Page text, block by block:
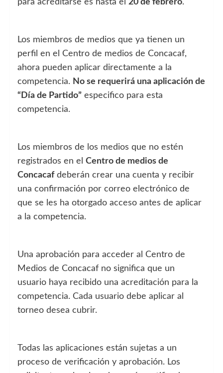
para acreditarse es hasta el 20 de febrero.
Los miembros de medios que ya tienen un
perfil en el Centro de medios de Concacaf,
ahora pueden aplicar directamente a la
competencia. No se requerirá una aplicación de
“Día de Partido” especifico para esta
competencia.
Los miembros de los medios que no estén
registrados en el Centro de medios de
Concacafdeberán crear una cuenta y recibir
una confirmación por correo electrónico de
que se les ha otorgado acceso antes de aplicar
a la competencia.
Una aprobación para acceder al Centro de
Medios de Concacaf no significa que un
usuario haya recibido una acreditación para la
competencia. Cada usuario debe aplicar al
torneo desea cubrir.
Todas las aplicaciones están sujetas a un
proceso de verificación y aprobación. Los